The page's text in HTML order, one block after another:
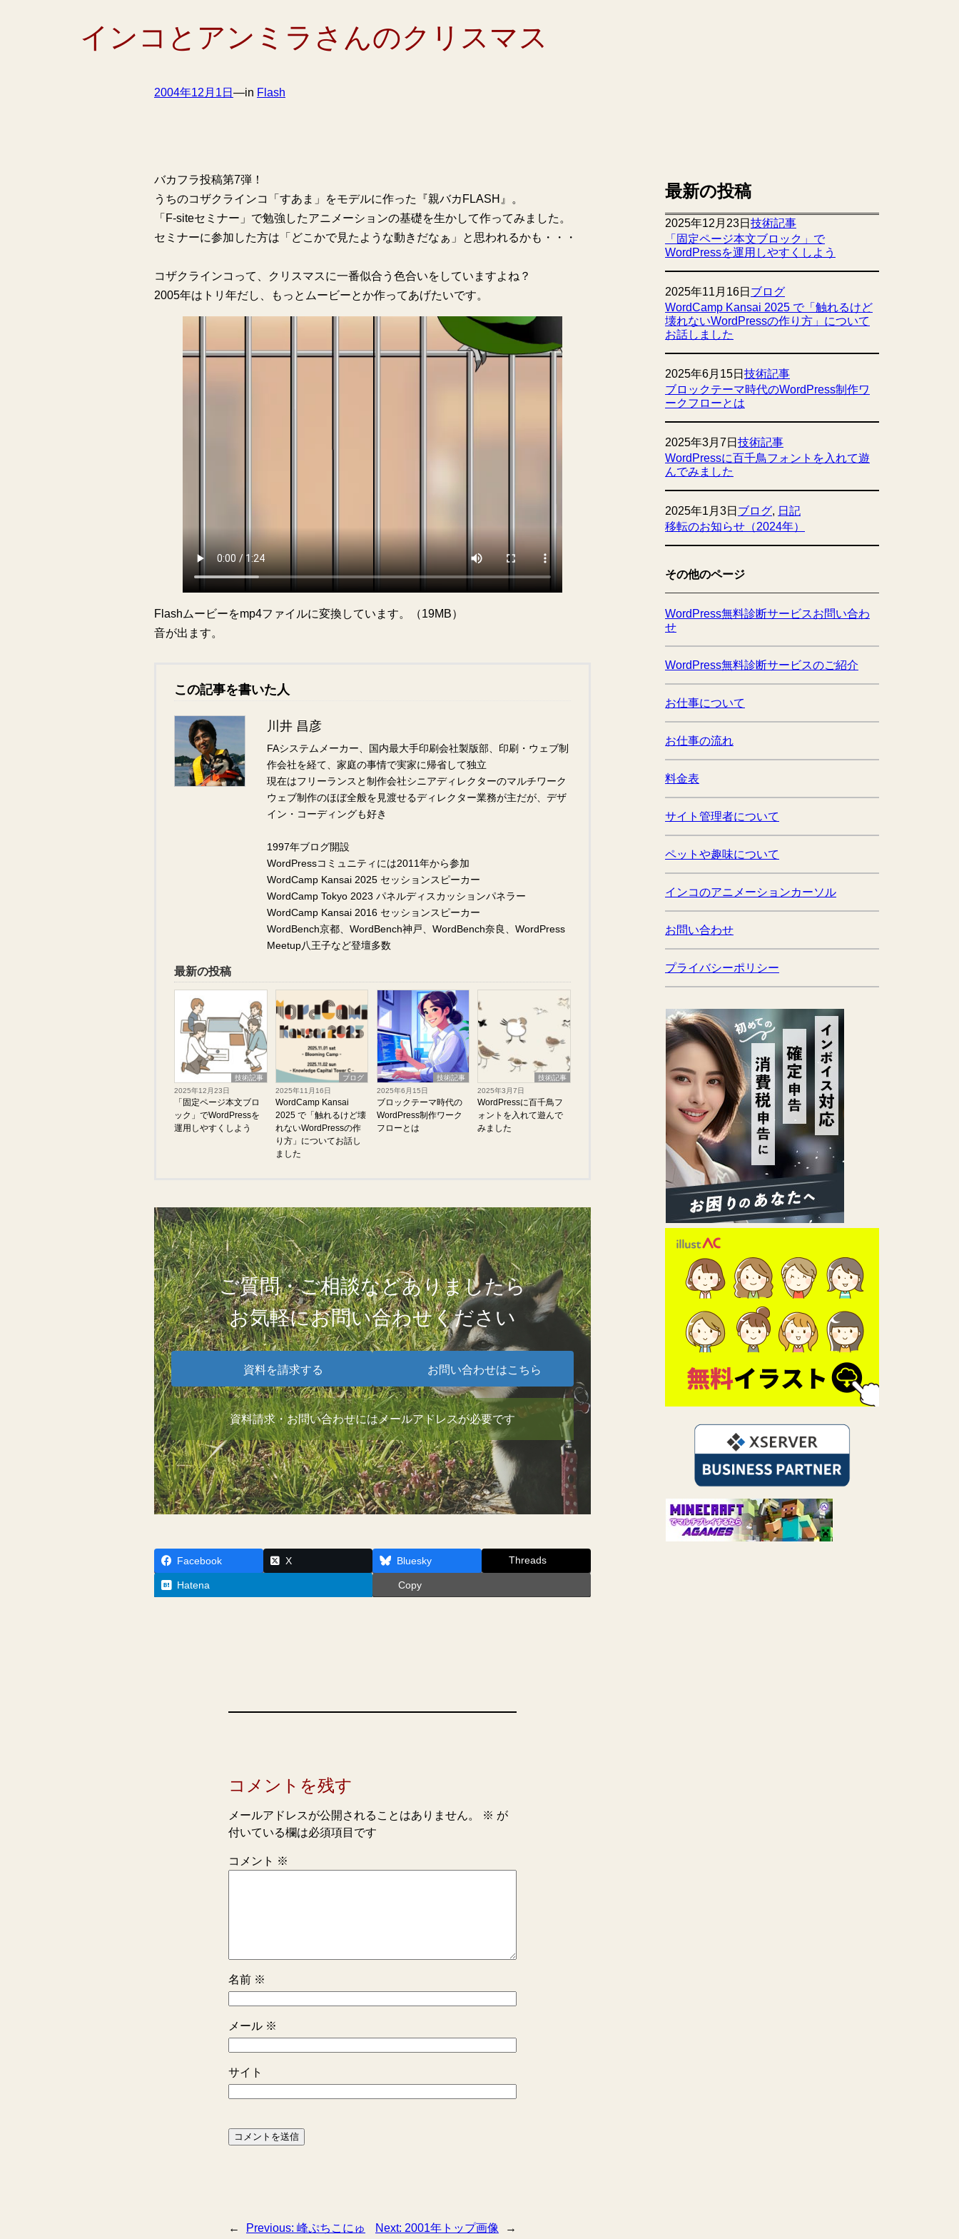
インコとアンミラさんのクリスマス
2004年12月1日 —in Flash
バカフラ投稿第7弾！
うちのコザクラインコ「すあま」をモデルに作った『親バカFLASH』。
「F-siteセミナー」で勉強したアニメーションの基礎を生かして作ってみました。
セミナーに参加した方は「どこかで見たような動きだなぁ」と思われるかも・・・
コザクラインコって、クリスマスに一番似合う色合いをしていますよね？
2005年はトリ年だし、もっとムービーとか作ってあげたいです。
Flashムービーをmp4ファイルに変換しています。（19MB）
音が出ます。
この記事を書いた人
川井 昌彦
FAシステムメーカー、国内最大手印刷会社製版部、印刷・ウェブ制
作会社を経て、家庭の事情で実家に帰省して独立
現在はフリーランスと制作会社シニアディレクターのマルチワーク
ウェブ制作のほぼ全般を見渡せるディレクター業務が主だが、デザ
イン・コーディングも好き
1997年ブログ開設
WordPressコミュニティには2011年から参加
WordCamp Kansai 2025 セッションスピーカー
WordCamp Tokyo 2023 パネルディスカッションパネラー
WordCamp Kansai 2016 セッションスピーカー
WordBench京都、WordBench神戸、WordBench奈良、WordPress
Meetup八王子など登壇多数
最新の投稿
技術記事
2025年12月23日
「固定ページ本文ブロ
ック」でWordPressを
運用しやすくしよう
ブログ
2025年11月16日
WordCamp Kansai
2025 で「触れるけど壊
れないWordPressの作
り方」についてお話し
ました
技術記事
2025年6月15日
ブロックテーマ時代の
WordPress制作ワーク
フローとは
技術記事
2025年3月7日
WordPressに百千鳥フ
ォントを入れて遊んで
みました
ご質問・ご相談などありましたら
お気軽にお問い合わせください
資料を請求する お問い合わせはこちら
資料請求・お問い合わせにはメールアドレスが必要です
Facebook X Bluesky Threads
Hatena Copy
コメントを残す
メールアドレスが公開されることはありません。 ※ が
付いている欄は必須項目です
コメント ※
名前 ※
メール ※
サイト
← Previous: 峰ぷちこにゅ Next: 2001年トップ画像 →
最新の投稿
2025年12月23日 技術記事
「固定ページ本文ブロック」で
WordPressを運用しやすくしよう
2025年11月16日 ブログ
WordCamp Kansai 2025 で「触れるけど
壊れないWordPressの作り方」について
お話しました
2025年6月15日 技術記事
ブロックテーマ時代のWordPress制作ワ
ークフローとは
2025年3月7日 技術記事
WordPressに百千鳥フォントを入れて遊
んでみました
2025年1月3日 ブログ, 日記
移転のお知らせ（2024年）
その他のページ
WordPress無料診断サービスお問い合わ
せ
WordPress無料診断サービスのご紹介
お仕事について
お仕事の流れ
料金表
サイト管理者について
ペットや趣味について
インコのアニメーションカーソル
お問い合わせ
プライバシーポリシー